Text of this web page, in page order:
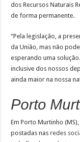
dos Recursos Naturais
de forma permanente.
“Pela legislação, a
da União, mas não
esperando uma
inclusive dos nossos
ainda maior na nossa
Porto
Em Porto Murtinho
postadas nasredes